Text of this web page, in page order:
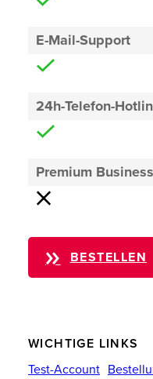
E-Mail-Support
24h-Telefon-
Premium
BESTELLEN
WICHTIGE LINKS
Test-Account